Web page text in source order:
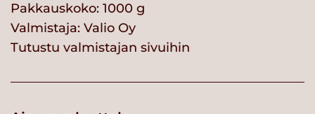
Pakkauskoko: 1000 g
Valmistaja: Valio Oy
Tutustu valmistajan sivuihin